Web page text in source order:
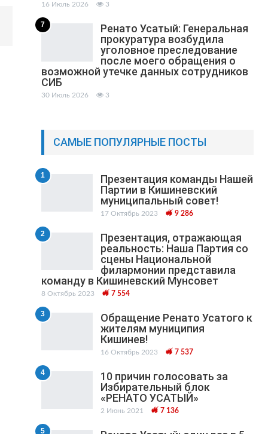
16 Июль 2026 3
7
Ренато Усатый: Генеральная
прокуратура возбудила
уголовное преследование
после моего обращения о
возможной утечке данных сотрудников
СИБ
30 Июль 2026 3
САМЫЕ ПОПУЛЯРНЫЕ ПОСТЫ
1
Презентация команды Нашей
Партии в Кишиневский
муниципальный cовет!
17 Октябрь 2023 9 286
2
Презентация, отражающая
реальность: Наша Партия со
сцены Национальной
филармонии представила
команду в Кишиневский Мунсовет
8 Октябрь 2023 7 554
3
Обращение Ренато Усатого к
жителям муниципия
Кишинев!
16 Октябрь 2023 7 537
4
10 причин голосовать за
Избирательный блок
«РЕНАТО УСАТЫЙ»
2 Июнь 2021 7 136
5